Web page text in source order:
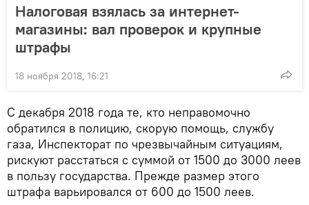
Налоговая взялась за интернет-
магазины: вал проверок и крупные
штрафы
18 ноября 2018, 16:21
С декабря 2018 года те, кто неправомочно
обратился в полицию, скорую помощь, службу
газа, Инспекторат по чрезвычайным ситуациям,
рискуют расстаться с суммой от 1500 до 3000 леев
в пользу государства. Прежде размер этого
штрафа варьировался от 600 до 1500 леев.